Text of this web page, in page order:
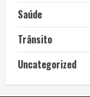
Saúde
Trânsito
Uncategorized